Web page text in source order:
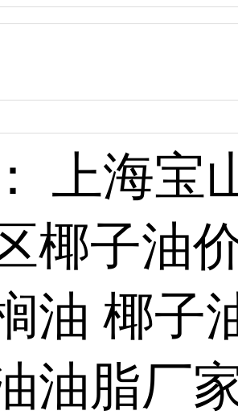
上海宝
椰子油
油 椰子
油脂厂